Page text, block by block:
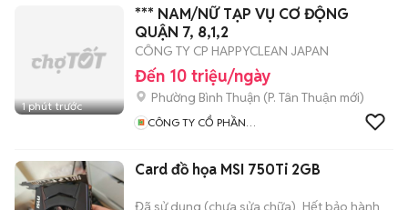
1 phút trước
*** NAM/NỮ TẠP VỤ CƠ ĐỘNG
QUẬN 7, 8,1,2
CÔNG TY CP HAPPYCLEAN JAPAN
Đến 10 triệu/ngày
Phường Bình Thuận (P. Tân Thuận mới)
CÔNG TY CỔ PHẦN
Card đồ họa MSI 750Ti 2GB
Đã sử dụng (chưa sửa chữa) Hết bảo hành